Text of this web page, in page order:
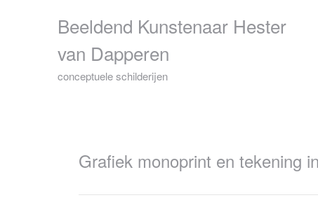
Beeldend Kunstenaar Hester
van Dapperen
conceptuele schilderijen
Grafiek monoprint en tekening